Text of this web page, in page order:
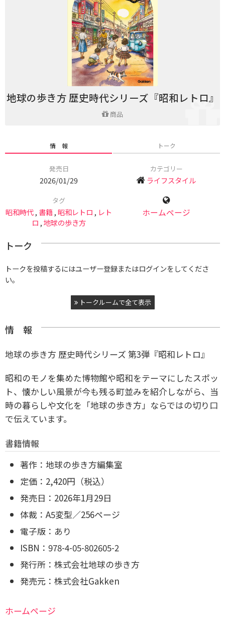
地球の歩き方 歴史時代シリーズ『昭和レトロ』
商品
情 報 トーク
発売日
2026/01/29
カテゴリー
ライフスタイル
タグ
昭和時代, 書籍,昭和レトロ , レト
ロ ,地球の歩き方
ホームページ
トーク
トークを投稿するにはユーザー登録またはログインをしてくださ
い。
トークルームで全て表示
情 報
地球の歩き方 歴史時代シリーズ 第3弾『昭和レトロ』
昭和のモノを集めた博物館や昭和をテーマにしたスポッ
ト、懐かしい風景が今も残る町並みを紹介しながら、当
時の暮らしや文化を「地球の歩き方」ならではの切り口
で伝えています。
書籍情報
著作：地球の歩き方編集室
定価：2,420円（税込）
発売日：2026年1月29日
体裁：A5変型／256ページ
電子版：あり
ISBN：978-4-05-802605-2
発行所：株式会社地球の歩き方
発売元：株式会社Gakken
ホームページ